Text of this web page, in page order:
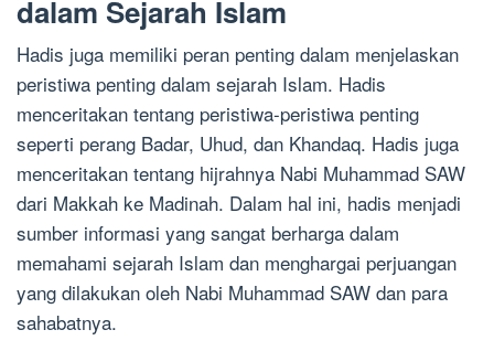
dalam Sejarah Islam
Hadis juga memiliki peran penting dalam menjelaskan
peristiwa penting dalam sejarah Islam. Hadis
menceritakan tentang peristiwa-peristiwa penting
seperti perang Badar, Uhud, dan Khandaq. Hadis juga
menceritakan tentang hijrahnya Nabi Muhammad SAW
dari Makkah ke Madinah. Dalam hal ini, hadis menjadi
sumber informasi yang sangat berharga dalam
memahami sejarah Islam dan menghargai perjuangan
yang dilakukan oleh Nabi Muhammad SAW dan para
sahabatnya.